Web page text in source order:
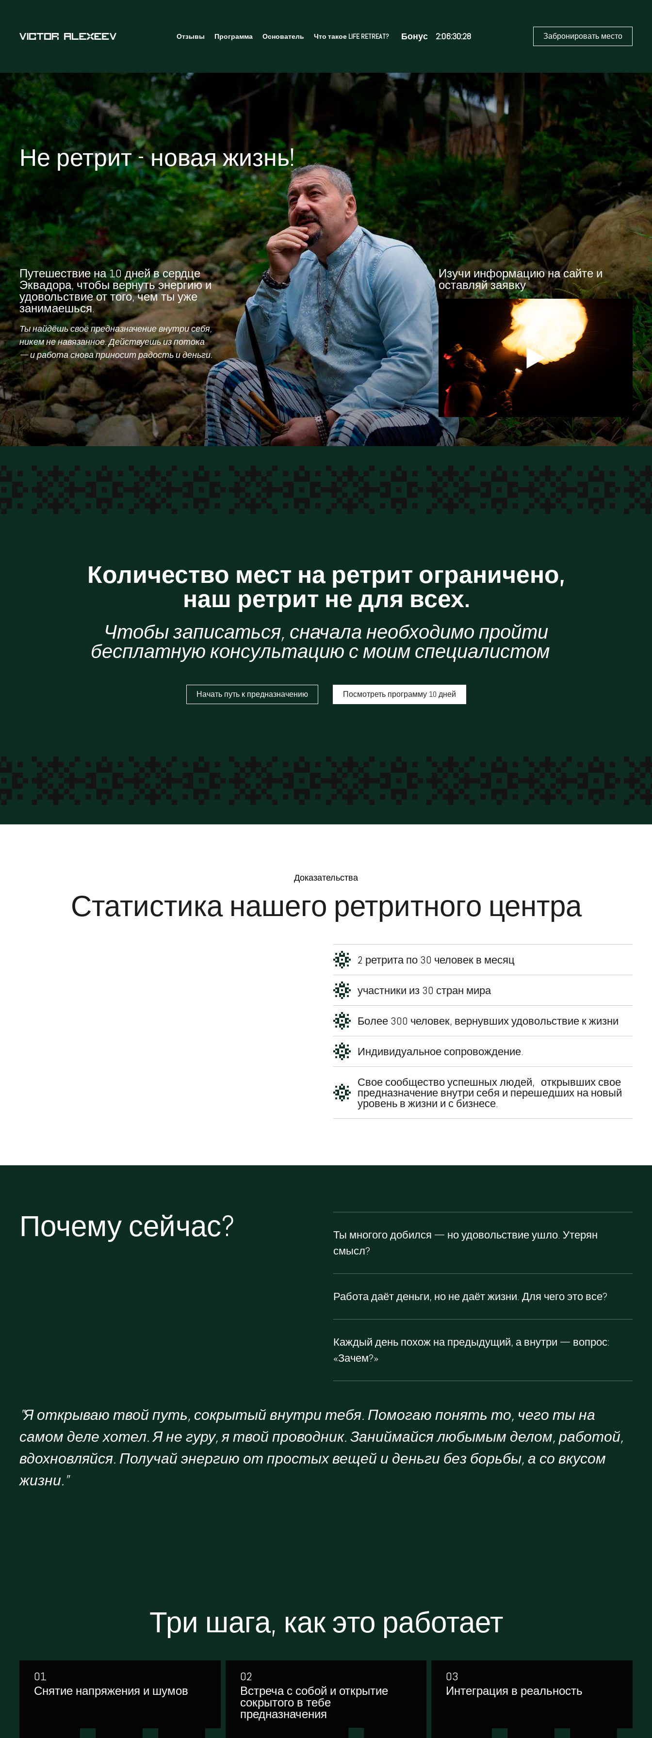
Отзывы Программа Основатель Что такое LIFE RETREAT? Бонус 2:06:30:27 Забронировать место
Не ретрит - новая жизнь!
Путешествие на 10 дней в сердце
Эквадора, чтобы вернуть энергию и
удовольствие от того, чем ты уже
занимаешься.
Ты найдёшь своё предназначение внутри себя,
никем не навязанное. Действуешь из потока
— и работа снова приносит радость и деньги.
Изучи информацию на сайте и
оставляй заявку
Количество мест на ретрит ограничено,
наш ретрит не для всех.
Чтобы записаться, сначала необходимо пройти
бесплатную консультацию с моим специалистом
Начать путь к предназначению Посмотреть программу 10 дней
Доказательства
Статистика нашего ретритного центра
2 ретрита по 30 человек в месяц
участники из 30 стран мира
Более 300 человек, вернувших удовольствие к жизни
Индивидуальное сопровождение.
Свое сообщество успешных людей, открывших свое
предназначение внутри себя и перешедших на новый
уровень в жизни и с бизнесе.
Почему сейчас?
Ты многого добился — но удовольствие ушло. Утерян
смысл?
Работа даёт деньги, но не даёт жизни. Для чего это все?
Каждый день похож на предыдущий, а внутри — вопрос:
«Зачем?»
"Я открываю твой путь, сокрытый внутри тебя. Помогаю понять то, чего ты на
самом деле хотел. Я не гуру, я твой проводник. Заниймайся любымым делом, работой,
вдохновляйся. Получай энергию от простых вещей и деньги без борьбы, а со вкусом
жизни."
Три шага, как это работает
01
Снятие напряжения и шумов
02
Встреча с собой и открытие
сокрытого в тебе
предназначения
03
Интеграция в реальность